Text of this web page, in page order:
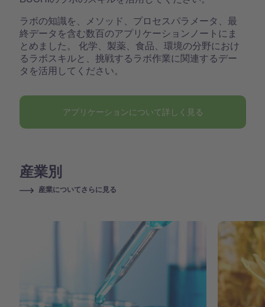
ラボの知識を、メソッド、プロセスパラメータ、最
終データを含む数百のアプリケーションノートにま
とめました。 化学、製薬、食品、環境の分野におけ
るラボスキルと、挑戦するラボ作業に関連するデー
タを活用してください。
アプリケーションについて詳しく見る
産業別
産業についてさらに見る